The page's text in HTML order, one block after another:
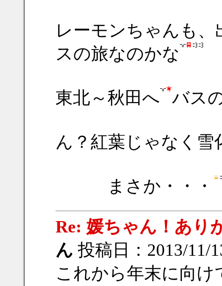
レーモンちゃんも
スの旅なのかな
東北～秋田へ バス
ん？紅葉じゃなく雪
まさか・・・
Re: 媛ちゃん！あり
ん 投稿日：2013/11/
これから年末に向